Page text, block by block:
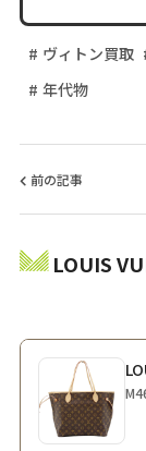
ヴィトン買取
年代物
前の記事
LOUIS